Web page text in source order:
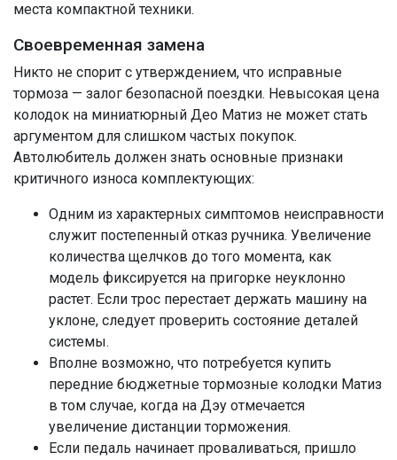
места компактной техники.
Своевременная замена
Никто не спорит с утверждением, что исправные
тормоза — залог безопасной поездки. Невысокая цена
колодок на миниатюрный Део Матиз не может стать
аргументом для слишком частых покупок.
Автолюбитель должен знать основные признаки
критичного износа комплектующих:
Одним из характерных симптомов неисправности
служит постепенный отказ ручника. Увеличение
количества щелчков до того момента, как
модель фиксируется на пригорке неуклонно
растет. Если трос перестает держать машину на
уклоне, следует проверить состояние деталей
системы.
Вполне возможно, что потребуется купить
передние бюджетные тормозные колодки Матиз
в том случае, когда на Дэу отмечается
увеличение дистанции торможения.
Если педаль начинает проваливаться, пришло